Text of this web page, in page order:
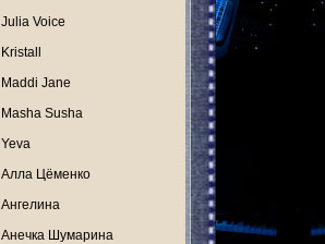
Julia Voice
Kristall
Maddi Jane
Masha Susha
Yeva
Алла Цёменко
Ангелина
Анечка Шумарина